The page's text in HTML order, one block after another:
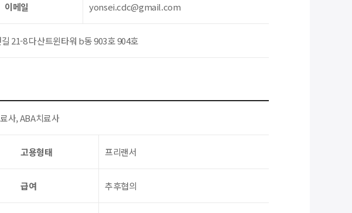
이메일 yonsei.cdc@gmail.com
21-8 다산트윈타워 b동 903호 904호
사, ABA치료사
고용형태 프리랜서
급여 추후협의